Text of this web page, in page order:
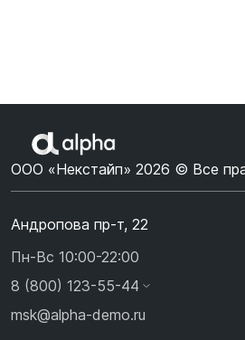
ООО «Некстайп» 2026 © Все
Андропова пр-т, 22
Пн-Вс 10:00-22:00
8 (800) 123-55-44
msk@alpha-demo.ru